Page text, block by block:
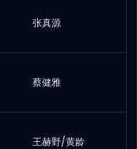
张真源
蔡健雅
王赫野/黄龄